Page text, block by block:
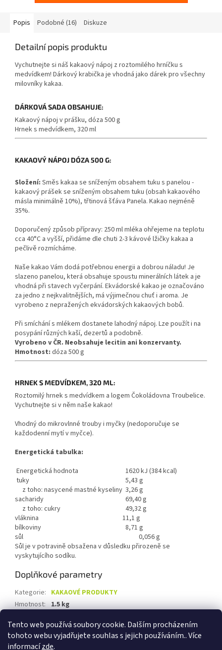
Tento web používá soubory cookie. Dalším procházením
tohoto webu vyjadřujete souhlas s jejich používáním.. Více
informacízde.
Popis Podobné (16) Diskuze
Detailní popis produktu
Vychutnejte si náš kakaový nápoj z roztomilého hrníčku s
medvídkem! Dárkový krabička je vhodná jako dárek pro všechny
milovníky kakaa.
DÁRKOVÁ SADA OBSAHUJE:
Kakaový nápoj v prášku, dóza 500 g
Hrnek s medvídkem, 320 ml
KAKAOVÝ NÁPOJ DÓZA 500 G:
Složení: Směs kakaa se sníženým obsahem tuku s panelou -
kakaový prášek se sníženým obsahem tuku (obsah kakaového
másla minimálně 10%), třtinová šťáva Panela. Kakao nejméně
35%.
Doporučený způsob přípravy: 250 ml mléka ohřejeme na teplotu
cca 40°C a vyšší, přidáme dle chuti 2-3 kávové lžičky kakaa a
pečlivě rozmícháme.
Naše kakao Vám dodá potřebnou energii a dobrou náladu! Je
slazeno panelou, která obsahuje spoustu minerálních látek a je
vhodná při stavech vyčerpání. Ekvádorské kakao je označováno
za jedno z nejkvalitnějších, má výjimečnou chuť i aroma. Je
vyrobeno z nepražených ekvádorských kakaových bobů.
Při smíchání s mlékem dostanete lahodný nápoj. Lze použít i na
posypání různých kaší, dezertů a podobně.
Vyrobeno v ČR. Neobsahuje lecitin ani konzervanty.
Hmotnost: dóza 500 g
HRNEK S MEDVÍDKEM, 320 ML:
Roztomilý hrnek s medvídkem a logem Čokoládovna Troubelice.
Vychutnejte si v něm naše kakao!
Vhodný do mikrovlnné trouby i myčky (nedoporučuje se
každodenní mytí v myčce).
Energetická tabulka:
Energetická hodnota
1620 kJ (384 kcal)
tuky
5,43 g
z toho: nasycené mastné kyseliny 3,26 g
sacharidy
69,40 g
z toho: cukry
49,32 g
vláknina
11,1 g
bílkoviny
8,71 g
sůl
0,056 g
Sůl je v potravině obsažena v důsledku přirozeně se
vyskytujícího sodíku.
Doplňkové parametry
Kategorie: KAKAOVÉ PRODUKTY
Hmotnost: 1.5 kg